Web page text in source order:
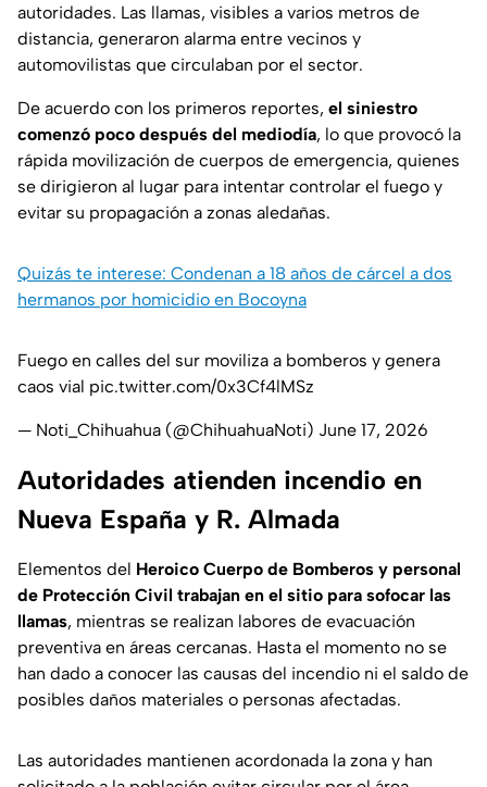
autoridades. Las llamas, visibles a varios metros de
distancia, generaron alarma entre vecinos y
automovilistas que circulaban por el sector.
De acuerdo con los primeros reportes, el siniestro
comenzó poco después del mediodía, lo que provocó la
rápida movilización de cuerpos de emergencia, quienes
se dirigieron al lugar para intentar controlar el fuego y
evitar su propagación a zonas aledañas.
Quizás te interese: Condenan a 18 años de cárcel a dos
hermanos por homicidio en Bocoyna
Fuego en calles del sur moviliza a bomberos y genera
caos vial pic.twitter.com/0x3Cf4lMSz
— Noti_Chihuahua (@ChihuahuaNoti) June 17, 2026
Autoridades atienden incendio en
Nueva España y R. Almada
Elementos del Heroico Cuerpo de Bomberos y personal
de Protección Civil trabajan en el sitio para sofocar las
llamas, mientras se realizan labores de evacuación
preventiva en áreas cercanas. Hasta el momento no se
han dado a conocer las causas del incendio ni el saldo de
posibles daños materiales o personas afectadas.
Las autoridades mantienen acordonada la zona y han